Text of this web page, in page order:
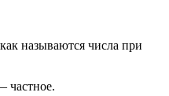
называются числа при
частное.